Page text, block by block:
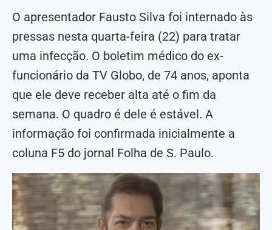
O apresentador Fausto Silva foi internado às
pressas nesta quarta-feira (22) para tratar
uma infecção. O boletim médico do ex-
funcionário da TV Globo, de 74 anos, aponta
que ele deve receber alta até o fim da
semana. O quadro é dele é estável. A
informação foi confirmada inicialmente a
coluna F5 do jornal Folha de S. Paulo.